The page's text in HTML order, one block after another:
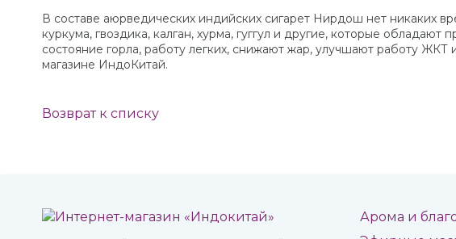
В составе аюрведических индийских сигарет Нирдош нет никаких
куркума, гвоздика, калган, хурма, гуггул и другие, которые
состояние горла, работу легких, снижают жар, улучшают работу
магазине ИндоКитай.
Возврат к списку
Арома и